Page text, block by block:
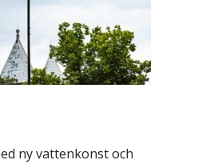
ny vattenkonst och